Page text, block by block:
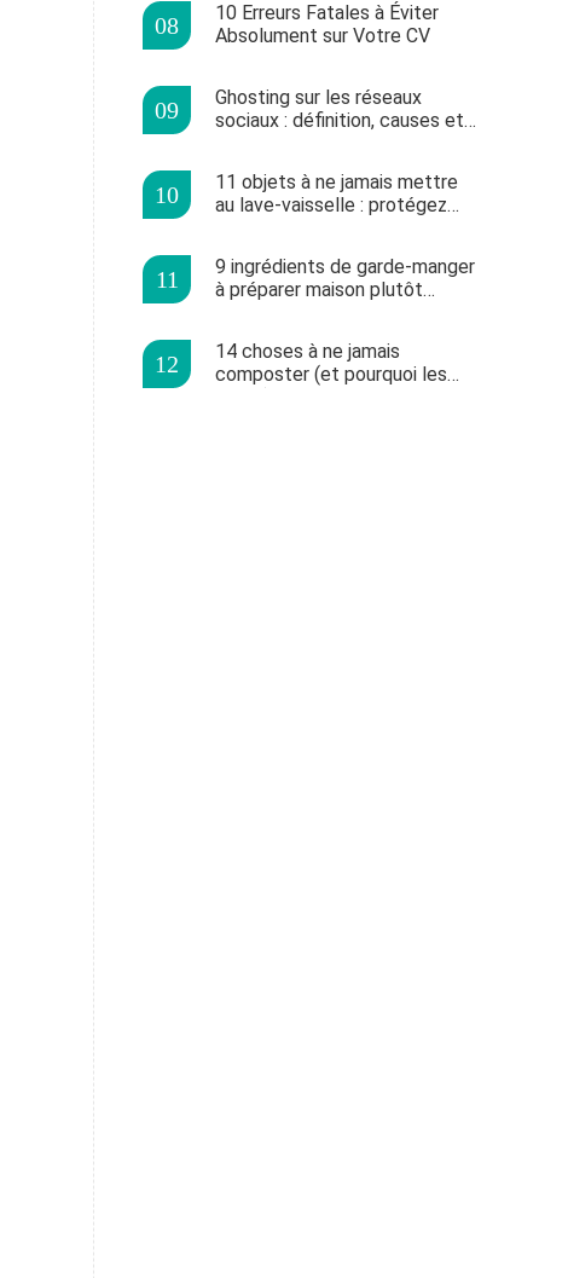
10 Erreurs Fatales à Éviter
Absolument sur Votre CV
Ghosting sur les réseaux
sociaux : définition, causes et
11 objets à ne jamais mettre
au lave-vaisselle : protégez
9 ingrédients de garde-manger
à préparer maison plutôt
14 choses à ne jamais
composter (et pourquoi les